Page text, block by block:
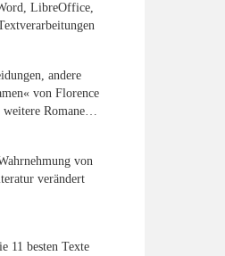
LibreOffice,
andere
von Florence
Romane…
von
verändert
11 besten Texte